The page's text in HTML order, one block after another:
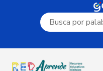
Campo de